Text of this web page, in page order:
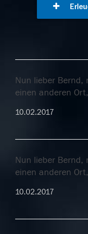
Nun lieber Bernd,
einen anderen
10.02.2017
Nun lieber Bernd,
einen anderen
10.02.2017